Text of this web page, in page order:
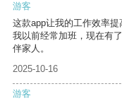
游客
这款app让我的工作效率提
我以前经常加班，现在有
伴家人。
2025-10-16
游客